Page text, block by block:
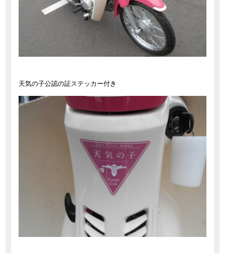
天気の子公認の証ステッカー付き